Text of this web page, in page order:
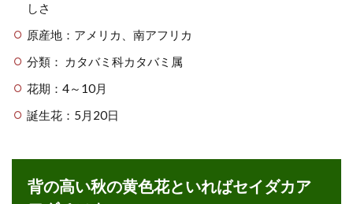
しさ
原産地：アメリカ、南アフリカ
分類： カタバミ科カタバミ属
花期：4～10月
誕生花：5月20日
背の高い秋の黄色花といればセイダカア